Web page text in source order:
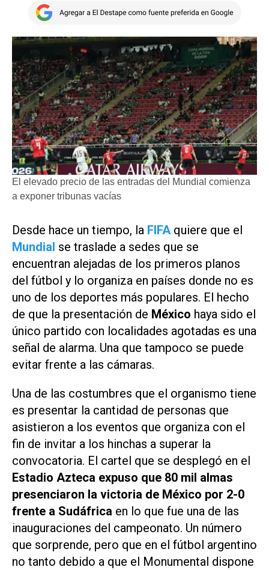
El elevado precio de las entradas del Mundial comienza
a exponer tribunas vacías
Desde hace un tiempo, la FIFA quiere que el
Mundial se traslade a sedes que se
encuentran alejadas de los primeros planos
del fútbol y lo organiza en países donde no es
uno de los deportes más populares. El hecho
de que la presentación de México haya sido el
único partido con localidades agotadas es una
señal de alarma. Una que tampoco se puede
evitar frente a las cámaras.
Una de las costumbres que el organismo tiene
es presentar la cantidad de personas que
asistieron a los eventos que organiza con el
fin de invitar a los hinchas a superar la
convocatoria. El cartel que se desplegó en el
Estadio Azteca expuso que 80 mil almas
presenciaron la victoria de México por 2-0
frente a Sudáfrica en lo que fue una de las
inauguraciones del campeonato. Un número
que sorprende, pero que en el fútbol argentino
no tanto debido a que el Monumental dispone